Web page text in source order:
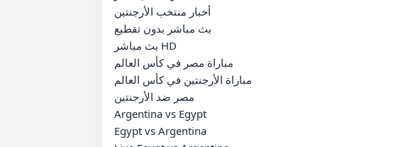
أخبار منتخب الأرجنتين
بث مباشر بدون تقطيع
بث مباشر HD
مباراة مصر في كأس العالم
مباراة الأرجنتين في كأس العالم
مصر ضد الأرجنتين
Argentina vs Egypt
Egypt vs Argentina